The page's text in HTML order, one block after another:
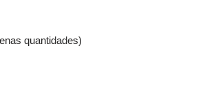
quantidades)